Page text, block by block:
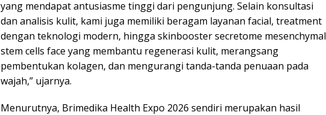
yang mendapat antusiasme tinggi dari pengunjung. Selain konsultasi
dan analisis kulit, kami juga memiliki beragam layanan facial, treatment
dengan teknologi modern, hingga skinbooster secretome mesenchymal
stem cells face yang membantu regenerasi kulit, merangsang
pembentukan kolagen, dan mengurangi tanda-tanda penuaan pada
wajah,” ujarnya.
Menurutnya, Brimedika Health Expo 2026 sendiri merupakan hasil